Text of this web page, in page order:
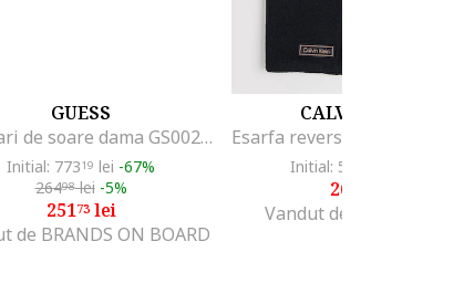
GUESS
Ochelari de soare dama GS00286-93N
Initial: 77319 lei -67%
26498lei -5%
25173lei
de BRANDS ON BOARD
CALVIN KLEIN
Initial: 534
269
Vandut de Fashion Days